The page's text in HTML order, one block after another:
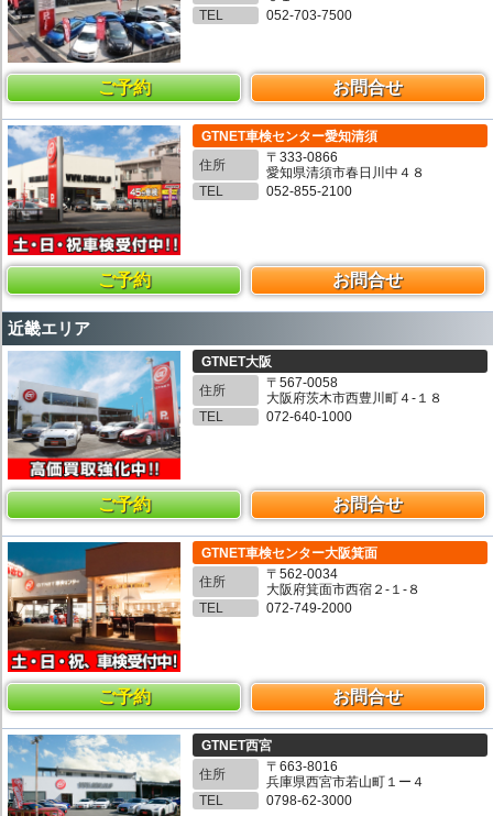
TEL
052-703-7500
ご予約 お問合せ
GTNET車検センター愛知清須
住所
〒333-0866
愛知県清須市春日川中４８
TEL
052-855-2100
ご予約 お問合せ
近畿エリア
GTNET大阪
住所
〒567-0058
大阪府茨木市西豊川町４-１８
TEL
072-640-1000
ご予約 お問合せ
GTNET車検センター大阪箕面
住所
〒562-0034
大阪府箕面市西宿２-１-８
TEL
072-749-2000
ご予約 お問合せ
GTNET西宮
住所
〒663-8016
兵庫県西宮市若山町１ー４
TEL
0798-62-3000